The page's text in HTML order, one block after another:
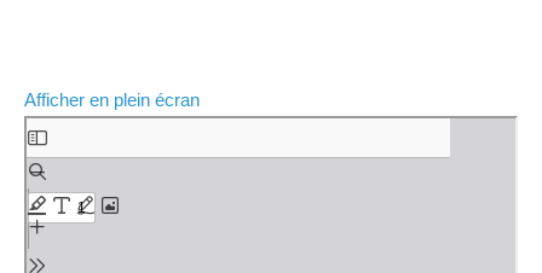
Afficher en plein écran
A
e
r